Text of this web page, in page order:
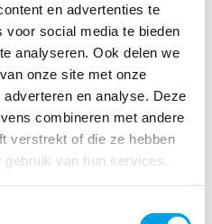
en advertenties te
voor social media te bieden
analyseren. Ook delen we
onze site met onze
en analyse. Deze
combineren met andere
verstrekt of die ze hebben
van hun services.